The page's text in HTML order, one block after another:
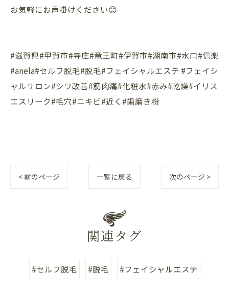
お気軽にお声掛けください😊
#滋賀県#甲賀市#寺庄#竜王町#伊賀市#湖南市#水口#信楽
#anela#セルフ脱毛#脱毛#フェイシャルエステ #フェイシ
ャルサロン#シワ改善#筋肉痛#化粧水#赤み#乾燥#イリス
エスリーク#毛穴#ニキビ#近く#歯磨き粉
< 前のページ 一覧に戻る 次のページ >
関連タグ
#セルフ脱毛 #脱毛 #フェイシャルエステ